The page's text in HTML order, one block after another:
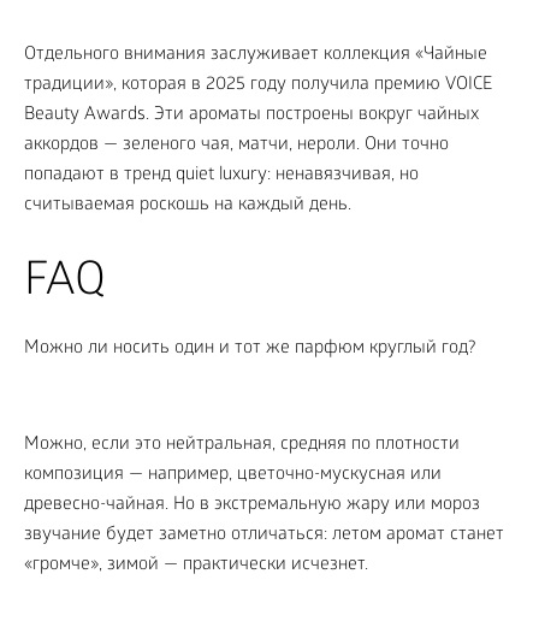
Отдельного внимания заслуживает коллекция «Чайные
традиции», которая в 2025 году получила премию VOICE
Beauty Awards. Эти ароматы построены вокруг чайных
аккордов — зеленого чая, матчи, нероли. Они точно
попадают в тренд quiet luxury: ненавязчивая, но
считываемая роскошь на каждый день.
FAQ
Можно ли носить один и тот же парфюм круглый год?
Можно, если это нейтральная, средняя по плотности
композиция — например, цветочно-мускусная или
древесно-чайная. Но в экстремальную жару или мороз
звучание будет заметно отличаться: летом аромат станет
«громче», зимой — практически исчезнет.